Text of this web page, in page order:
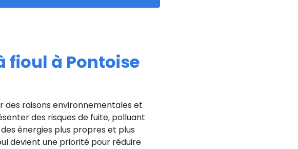
fioul à Pontoise
des raisons environnementales et
des risques de fuite, polluant
énergies plus propres et plus
devient une priorité pour réduire